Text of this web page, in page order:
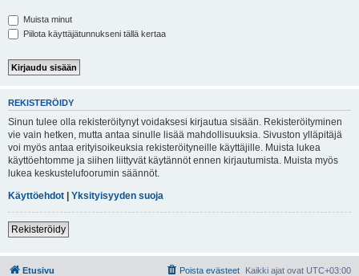
Muista minut
Piilota käyttäjätunnukseni tällä kertaa
REKISTERÖIDY
Sinun tulee olla rekisteröitynyt voidaksesi kirjautua sisään. Rekisteröityminen
vie vain hetken, mutta antaa sinulle lisää mahdollisuuksia. Sivuston ylläpitäjä
voi myös antaa erityisoikeuksia rekisteröityneille käyttäjille. Muista lukea
käyttöehtomme ja siihen liittyvät käytännöt ennen kirjautumista. Muista myös
lukea keskustelufoorumin säännöt.
Käyttöehdot | Yksityisyyden suoja
Rekisteröidy
Etusivu Kaikki ajat ovat UTC+03:00
Poista evästeet